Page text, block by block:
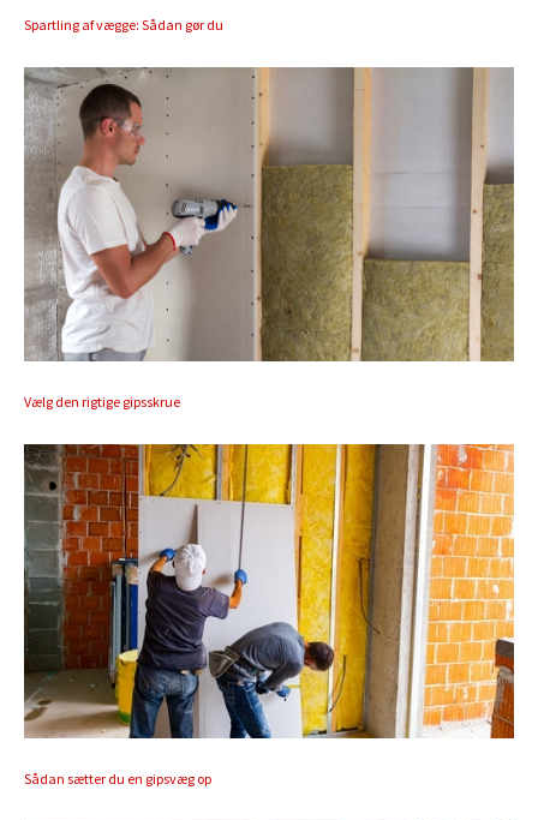
Spartling af vægge: Sådan gør du
Vælg den rigtige gipsskrue
Sådan sætter du en gipsvæg op